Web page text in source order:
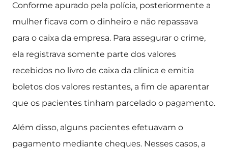
Conforme apurado pela polícia, posteriormente a
mulher ficava com o dinheiro e não repassava
para o caixa da empresa. Para assegurar o crime,
ela registrava somente parte dos valores
recebidos no livro de caixa da clínica e emitia
boletos dos valores restantes, a fim de aparentar
que os pacientes tinham parcelado o pagamento.
Além disso, alguns pacientes efetuavam o
pagamento mediante cheques. Nesses casos, a